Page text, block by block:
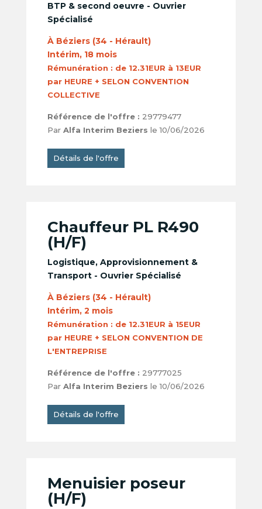
BTP & second oeuvre - Ouvrier
Spécialisé
À Béziers (34 - Hérault)
Intérim, 18 mois
Rémunération : de 12.31EUR à 13EUR
par HEURE + SELON CONVENTION
COLLECTIVE
Référence de l'offre : 29779477
Par Alfa Interim Beziers le 10/06/2026
Détails de l'offre
Chauffeur PL R490
(H/F)
Logistique, Approvisionnement &
Transport - Ouvrier Spécialisé
À Béziers (34 - Hérault)
Intérim, 2 mois
Rémunération : de 12.31EUR à 15EUR
par HEURE + SELON CONVENTION DE
L'ENTREPRISE
Référence de l'offre : 29777025
Par Alfa Interim Beziers le 10/06/2026
Détails de l'offre
Menuisier poseur
(H/F)